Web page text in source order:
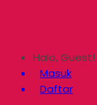
Halo, Guest!
Masuk
Daftar